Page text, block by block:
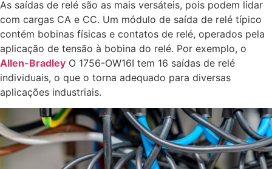
As saídas de relé são as mais versáteis, pois podem lidar
com cargas CA e CC. Um módulo de saída de relé típico
contém bobinas físicas e contatos de relé, operados pela
aplicação de tensão à bobina do relé. Por exemplo, o
Allen-Bradley O 1756-OW16I tem 16 saídas de relé
individuais, o que o torna adequado para diversas
aplicações industriais.